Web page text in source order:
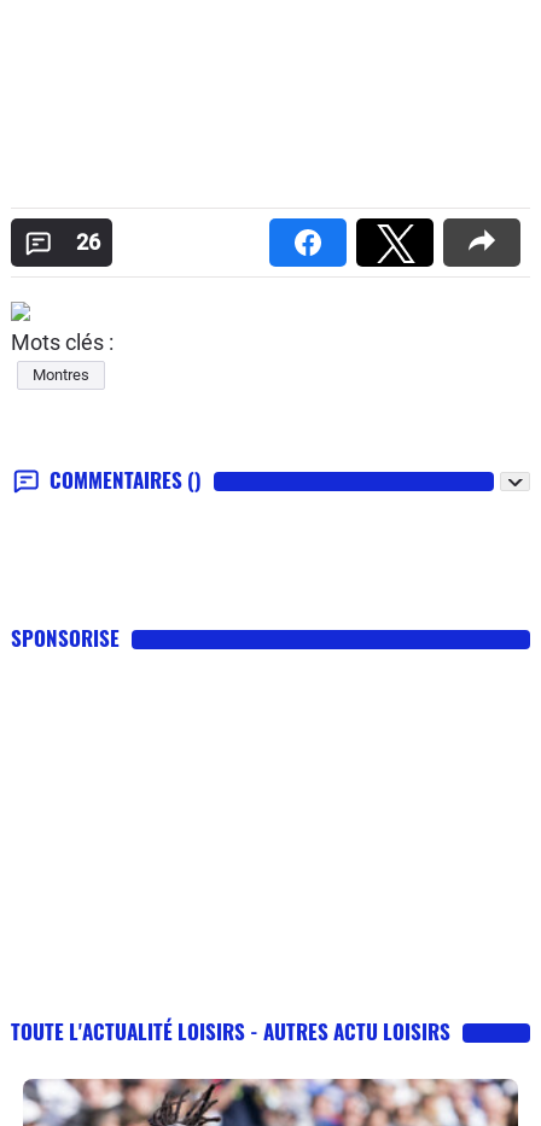
26
Mots clés :
Montres
COMMENTAIRES ()
SPONSORISE
TOUTE L'ACTUALITÉ LOISIRS - AUTRES ACTU LOISIRS